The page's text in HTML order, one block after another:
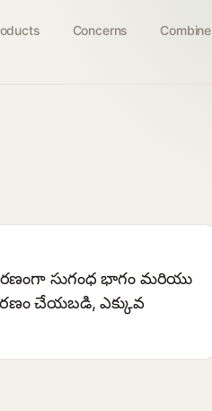
Concerns Combine
సుగంధ భాగం మరియు
చేయబడి, ఎక్కువ